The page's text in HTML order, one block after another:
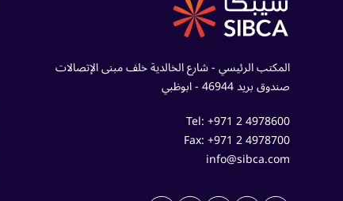
المكتب الرئيسي - شارع الخالدية خلف مبنى الإتصالات
صندوق بريد 46944 - ابوظبي
Tel: +971 2 4978600
Fax: +971 2 4978700
info@sibca.com